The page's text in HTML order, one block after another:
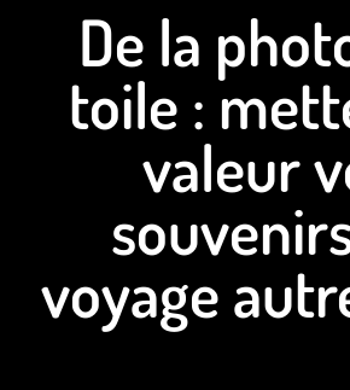
De la
toile :
valeur
voyage